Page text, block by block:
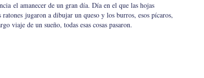
el amanecer de un gran día. Día en el que las hojas
jugaron a dibujar un queso y los burros, esos pícaros,
viaje de un sueño, todas esas cosas pasaron.